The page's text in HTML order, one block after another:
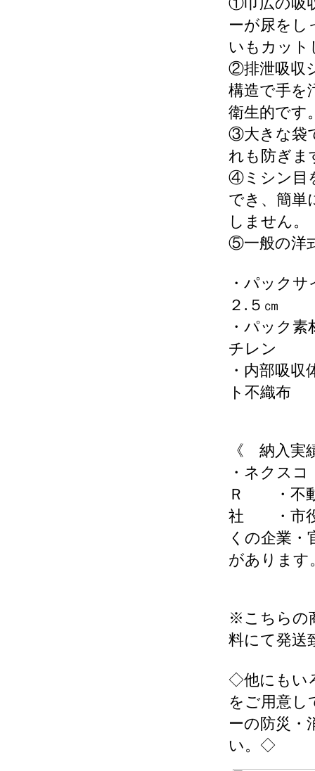
ーが尿をし
いもカット
②排泄吸収
構造で手を
衛生的です
③大きな袋
れも防ぎま
④ミシン目
でき、簡単
しません。
⑤一般の洋
・パック
２.５㎝
・パック
チレン
・内部吸
ト不織布
《 納入
・ネク
Ｒ ・不
社 ・市
くの企業・
があります
※こちらの
料にて発送
◇他にもい
をご用意し
ーの防災・
い。◇